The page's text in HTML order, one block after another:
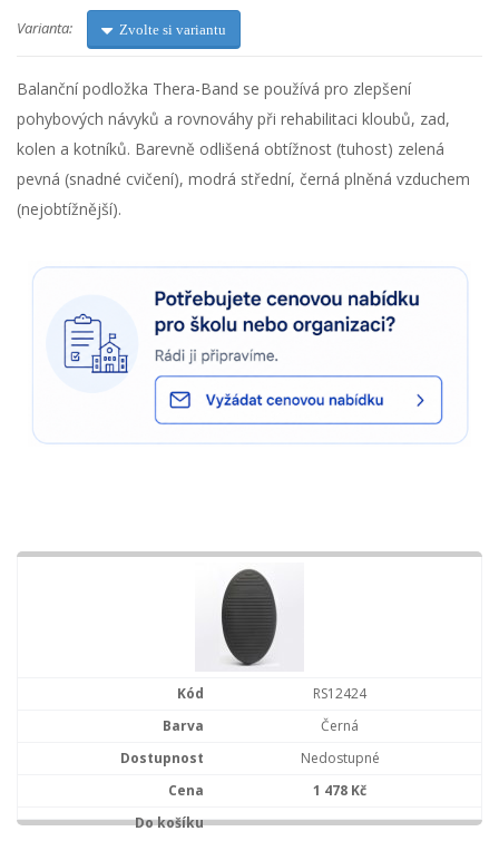
Varianta: Zvolte si variantu
Balanční podložka Thera-Band se používá pro zlepšení
pohybových návyků a rovnováhy při rehabilitaci kloubů, zad,
kolen a kotníků. Barevně odlišená obtížnost (tuhost) zelená
pevná (snadné cvičení), modrá střední, černá plněná vzduchem
(nejobtížnější).
RS12424
Černá
Nedostupné
1 478 Kč